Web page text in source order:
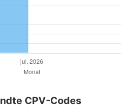
CPV-Codes